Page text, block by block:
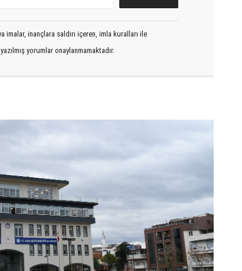
inançlara saldırı içeren, imla kuralları ile
yorumlar onaylanmamaktadır.